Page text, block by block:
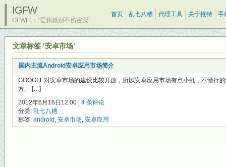
IGFW
GFW曰：“爱我就别不伤害我”
首页 乱七八糟 代理工具 关于推特 手
文章标签 ‘安卓市场’
国内主流Android安卓应用市场简介
GOOGLE对安卓市场的建设比较开放，所以安卓应用市场有点小乱，不懂行
方。 […]
2012年6月16日12:00 | 4 条评论
分类: 乱七八糟
标签: android , 安卓市场, 安卓应用